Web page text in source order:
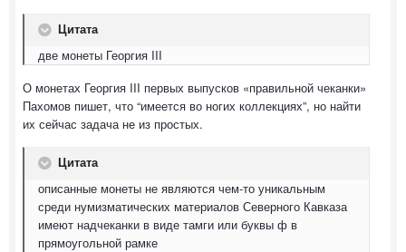
Цитата
две монеты Георгия III
О монетах Георгия III первых выпусков «правильной чеканки»
Пахомов пишет, что “имеется во ногих коллекциях”, но найти
их сейчас задача не из простых.
Цитата
описанные монеты не являются чем-то уникальным
среди нумизматических материалов Северного Кавказа
имеют надчеканки в виде тамги или буквы ф в
прямоугольной рамке